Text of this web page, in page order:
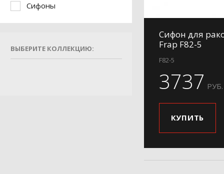
Сифоны
ВЫБЕРИТЕ КОЛЛЕКЦИЮ:
Сифон для
Frap F82-5
F82-5
3737 РУБ.
КУПИТЬ